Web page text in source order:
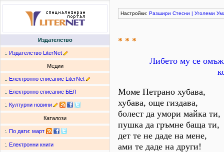
Издателство
:. Издателство LiterNet
Медии
:. Електронно списание LiterNet
:. Електронно списание БЕЛ
:. Културни новини
Каталози
:. По дати: март
:. Електронни книги
Настройки: Разшири Стесни | Уголеми
* * *
Либето му се
Моме Петрано хубава,
хубава, още гиздава,
болест да умори майка ти,
пушка да гръмне баща ти,
дет те не даде на мене,
ами те даде на други!